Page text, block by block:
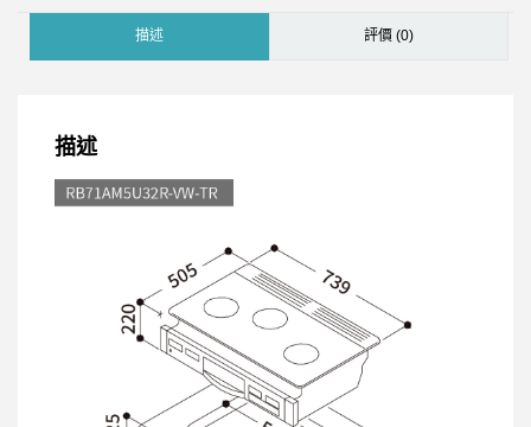
描述 評價 (0)
描述